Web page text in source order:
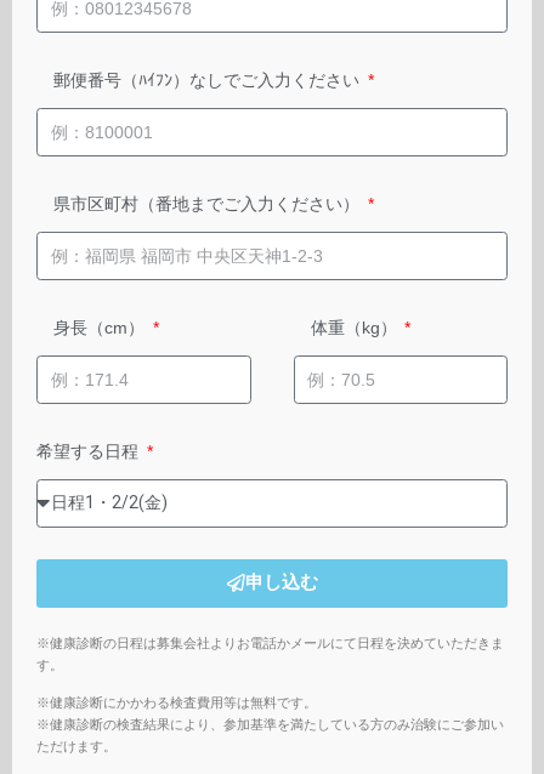
郵便番号（ﾊｲﾌﾝ）なしでご入力ください
県市区町村（番地までご入力ください）
身長（cm） 体重（kg）
希望する日程
申し込む
※健康診断の日程は募集会社よりお電話かメールにて日程を決めていただきま
す。
※健康診断にかかわる検査費用等は無料です。
※健康診断の検査結果により、参加基準を満たしている方のみ治験にご参加い
ただけます。